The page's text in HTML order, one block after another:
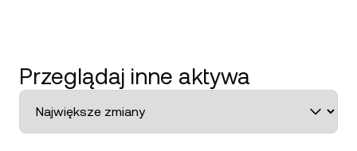
Przeglądaj inne aktywa